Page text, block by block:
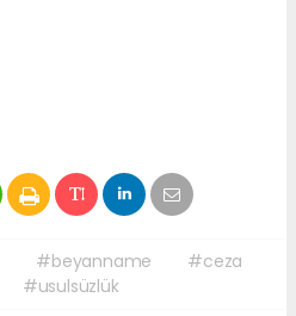
#beyanname
#ceza
#usulsüzlük